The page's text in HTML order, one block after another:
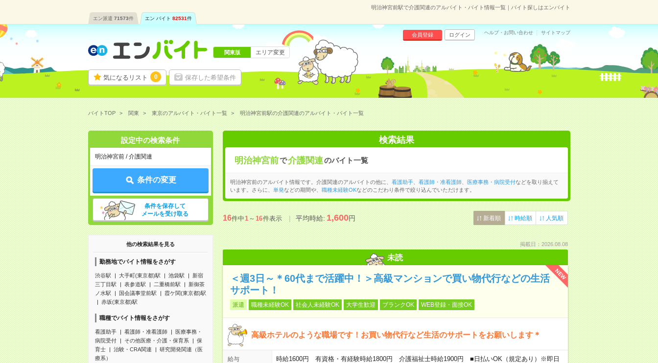
明治神宮前駅で介護関連のアルバイト・バイト情報一覧｜バイト探しはエンバイト
エン派遣 71573件 エン バイト 82531件
気になるリスト 0 保存した希望条件
会員登録 ログイン ヘルプ・お問い合わせ サイトマップ
関東版 エリア変更
バイトTOP 関東 東京のアルバイト・バイト一覧 明治神宮前駅の介護関連のアルバイト・バイト一覧
設定中の検索条件
明治神宮前 / 介護関連
条件の変更
条件を保存して
メールを受け取る
他の検索結果を見る
勤務地でバイト情報をさがす
渋谷駅 大手町(東京都)駅 池袋駅
新宿
三丁目駅
表参道駅 二重橋前駅
新御茶
ノ水駅
国会議事堂前駅
霞ケ関(東京都)駅
赤坂(東京都)駅
職種でバイト情報をさがす
看護助手 看護師・准看護師
医療事務・
病院受付
その他医療・介護・保育系
保
育士
治験・CRA関連
研究開発関連（医
療系）
検索結果
明治神宮前で介護関連のバイト一覧
明治神宮前のアルバイト情報です。介護関連のアルバイトの他に、 看護助手、 看護師・准看護師、 医療事務・病院受付などを取り揃えて
います。さらに、
単発などの期間や、 職種未経験OKなどのこだわり条件で絞り込んでいただけます。
16件中1～16件表示 平均時給:1,600円 新着順 時給順 人気順
掲載日：2026.08.08
未読
NEW
＜週3日～＊60代まで活躍中！＞高級マンションで買い物代行などの生活
サポート！
派遣 職種未経験OK 社会人未経験OK 大学生歓迎 ブランクOK WEB登録・面接OK
高級ホテルのような職場です！お買い物代行など生活のサポートをお願いします＊
給与
時給1600円 有資格・有経験時給1800円 介護福祉士時給1900円 ■日払いOK（規定あり）※即日